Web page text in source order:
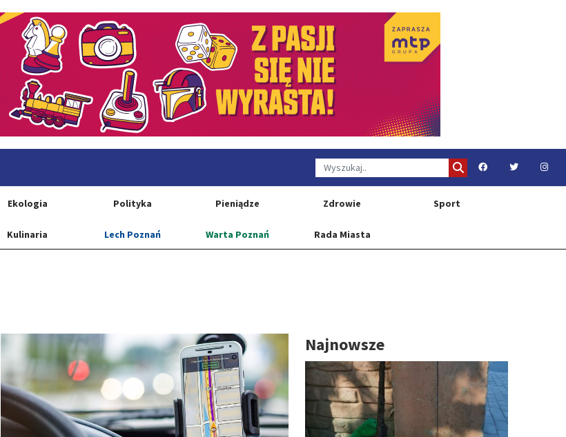
Ekologia Polityka Pieniądze Zdrowie Sport
Kulinaria Lech Poznań Warta Poznań Rada Miasta
Najnowsze